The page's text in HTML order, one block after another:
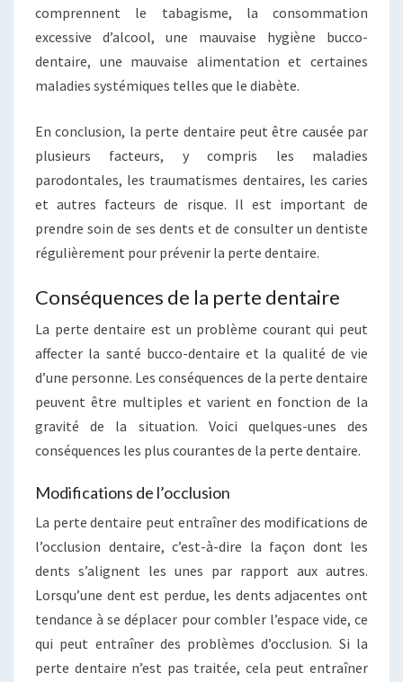
comprennent le tabagisme, la consommation
excessive d’alcool, une mauvaise hygiène bucco-
dentaire, une mauvaise alimentation et certaines
maladies systémiques telles que le diabète.
En conclusion, la perte dentaire peut être causée par
plusieurs facteurs, y compris les maladies
parodontales, les traumatismes dentaires, les caries
et autres facteurs de risque. Il est important de
prendre soin de ses dents et de consulter un dentiste
régulièrement pour prévenir la perte dentaire.
Conséquences de la perte dentaire
La perte dentaire est un problème courant qui peut
affecter la santé bucco-dentaire et la qualité de vie
d’une personne. Les conséquences de la perte dentaire
peuvent être multiples et varient en fonction de la
gravité de la situation. Voici quelques-unes des
conséquences les plus courantes de la perte dentaire.
Modifications de l’occlusion
La perte dentaire peut entraîner des modifications de
l’occlusion dentaire, c’est-à-dire la façon dont les
dents s’alignent les unes par rapport aux autres.
Lorsqu’une dent est perdue, les dents adjacentes ont
tendance à se déplacer pour combler l’espace vide, ce
qui peut entraîner des problèmes d’occlusion. Si la
perte dentaire n’est pas traitée, cela peut entraîner